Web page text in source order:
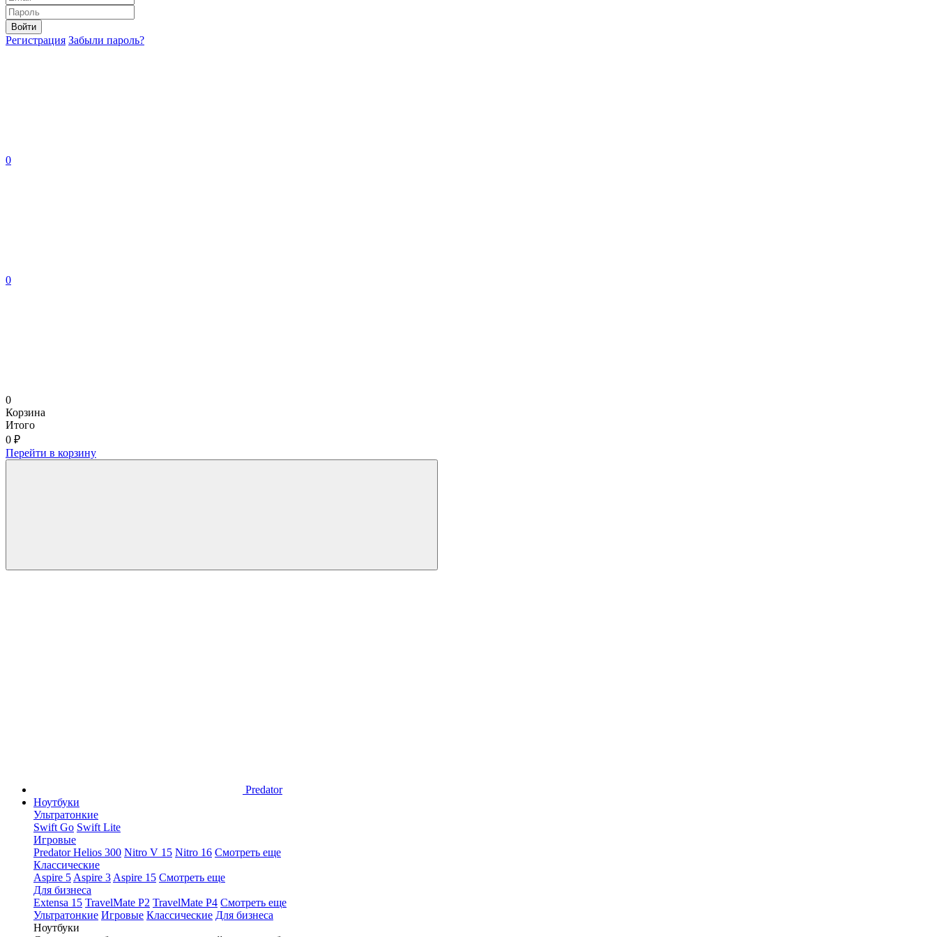
Войти
Регистрация Забыли пароль?
0
0
0
Корзина
Итого
0 ₽
Перейти в корзину
Predator
Ноутбуки
Ультратонкие
Swift Go Swift Lite
Игровые
Predator Helios 300 Nitro V 15 Nitro 16 Смотреть еще
Классические
Aspire 5 Aspire 3 Aspire 15 Смотреть еще
Для бизнеса
Extensa 15 TravelMate P2 TravelMate P4 Смотреть еще
Ультратонкие Игровые Классические Для бизнеса
Ноутбуки